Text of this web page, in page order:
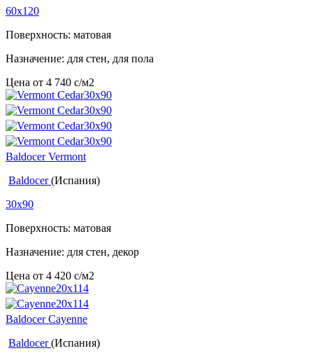
60x120
Поверхность: матовая
Назначение: для стен, для пола
Цена от 4 740 c/м2
Baldocer Vermont
Baldocer(Испания)
30x90
Поверхность: матовая
Назначение: для стен, декор
Цена от 4 420 c/м2
Baldocer Cayenne
Baldocer(Испания)